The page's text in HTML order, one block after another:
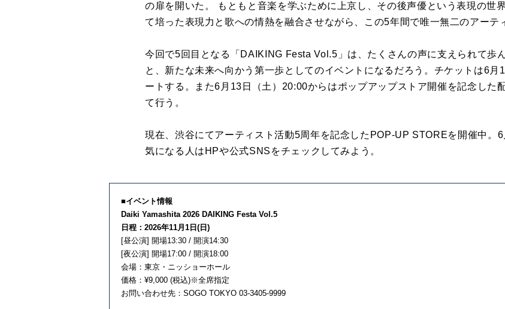
の扉を開いた。 もともと音楽を学ぶために上京し、その後声優という表現の世
て培った表現力と歌への情熱を融合させながら、この5年間で唯一無二のアーテ
今回で5回目となる「DAIKING Festa Vol.5」は、たくさんの声に支えられて歩
と、新たな未来へ向かう第一歩としてのイベントになるだろう。チケットは6
ートする。また6月13日（土）20:00からはポップアップストア開催を記念した
て行う。
現在、渋谷にてアーティスト活動5周年を記念したPOP-UP STOREを開催中。6
気になる人はHPや公式SNSをチェックしてみよう。
■イベント情報
Daiki Yamashita 2026 DAIKING Festa Vol.5
日程：2026年11月1日(日)
[昼公演] 開場13:30 / 開演14:30
[夜公演] 開場17:00 / 開演18:00
会場：東京・ニッショーホール
価格：¥9,000 (税込)※全席指定
お問い合わせ先：SOGO TOKYO 03-3405-9999